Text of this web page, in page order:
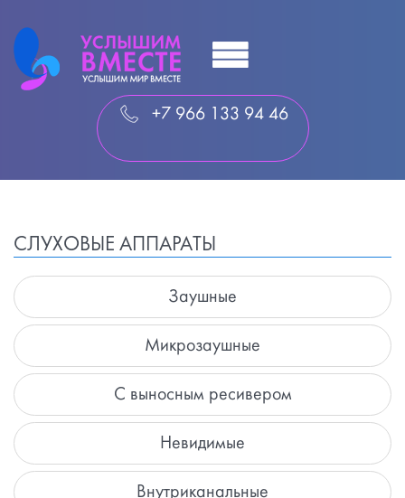
+7 966 133 94 46
СЛУХОВЫЕ АППАРАТЫ
Заушные
Микрозаушные
С выносным ресивером
Невидимые
Внутриканальные